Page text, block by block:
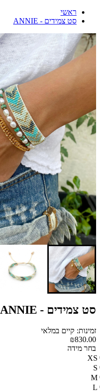
ראשי
סט צמידים - ANNIE
סט צמידים - ANNIE
זמינות: קיים במלאי
₪830.00
בחר מידה
XS
S
M
L